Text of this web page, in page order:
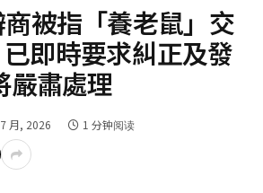
被指「養老鼠」交
即時要求糾正及發
嚴肅處理
月, 2026 1 分钟阅读